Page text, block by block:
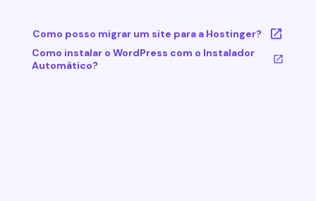
Como posso migrar um site para a Hostinger?
Como instalar o WordPress com o Instalador
Automático?